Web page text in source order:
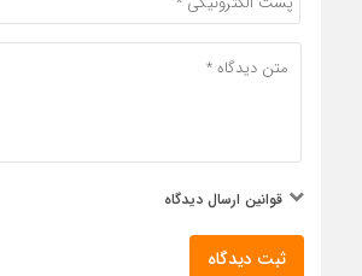
قوانین ارسال دیدگاه
ثبت دیدگاه